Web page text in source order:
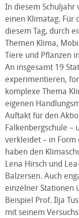
In diesem Schuljahr
einen Klimatag. Für
diesem Tag, durch
Themen Klima,
Tiere und Pflanzen
An insgesamt 19
experimentieren,
komplexe Thema
eigenen
Auftakt für den
Falkenbergschule –
verkleidet – in Form
haben den
Lena Hirsch und
Balzersen. Auch
einzelner Stationen
Beispiel Prof. Ilja
mit seinem